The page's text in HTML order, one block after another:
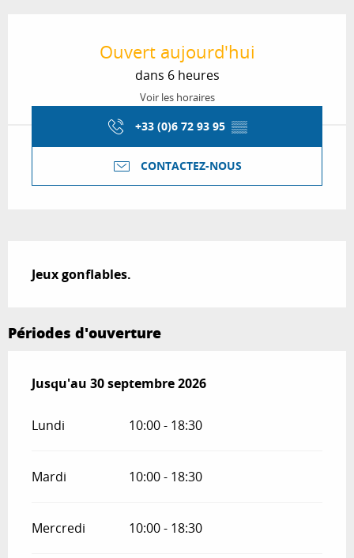
Ouvert aujourd'hui
dans 6 heures
Voir les horaires
+33 (0)6 72 93 95 ▒▒
CONTACTEZ-NOUS
Jeux gonflables.
Périodes d'ouverture
Du15 juin 2026au30 septembre 2026
Jusqu'au 30 septembre 2026
Lundi 10:00 - 18:30
Mardi 10:00 - 18:30
Mercredi 10:00 - 18:30